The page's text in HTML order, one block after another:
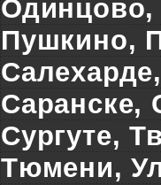
Одинцово,
Пушкино,
Саранске,
Сургуте,
Тюмени,